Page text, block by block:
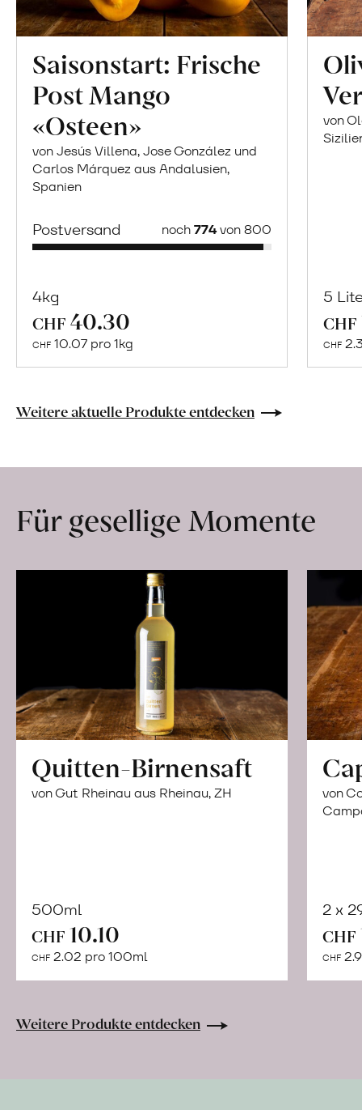
Saisonstart: Frische
Post Mango
«Osteen»
von Jesús Villena, Jose González und
Carlos Márquez aus Andalusien,
Spanien
Postversand noch774von 800
4kg
CHF 40.30
CHF 10.07 pro 1kg
Pistazienmus
von
5
CHF
CHF
Weitere aktuelle Produkte entdecken
Für gesellige Momente
Quitten-Birnensaft
von Gut Rheinau aus Rheinau, ZH
500ml
CHF 10.10
CHF 2.02 pro 100ml
Warenkorb
von
2 x
CHF
CHF
Weitere Produkte entdecken